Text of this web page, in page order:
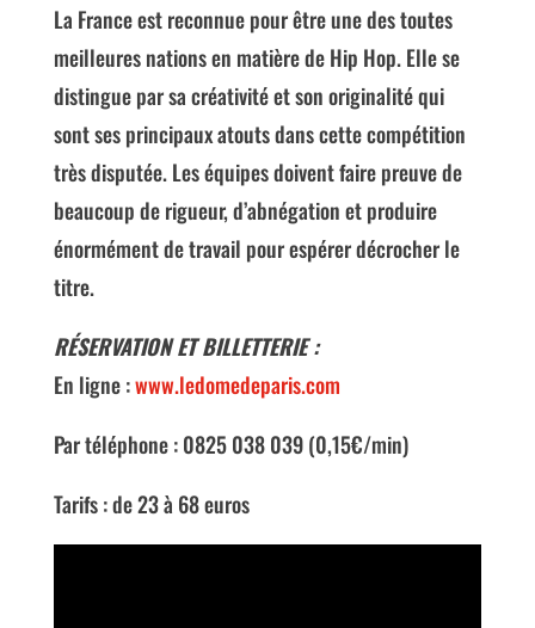
La France est reconnue pour être une des toutes
meilleures nations en matière de Hip Hop. Elle se
distingue par sa créativité et son originalité qui
sont ses principaux atouts dans cette compétition
très disputée. Les équipes doivent faire preuve de
beaucoup de rigueur, d’abnégation et produire
énormément de travail pour espérer décrocher le
titre.
RÉSERVATION ET BILLETTERIE :
En ligne :www.ledomedeparis.com
Par téléphone : 0825 038 039 (0,15€/min)
Tarifs : de 23 à 68 euros